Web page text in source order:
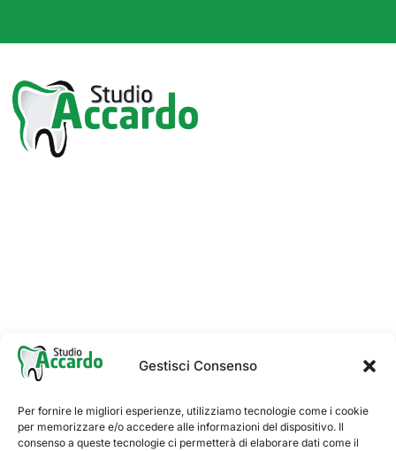
Gestisci Consenso
Per fornire le migliori esperienze, utilizziamo tecnologie come i cookie
per memorizzare e/o accedere alle informazioni del dispositivo. Il
consenso a queste tecnologie ci permetterà di elaborare dati come il
Sedi
Trattamenti
Gestione Visite Programmate